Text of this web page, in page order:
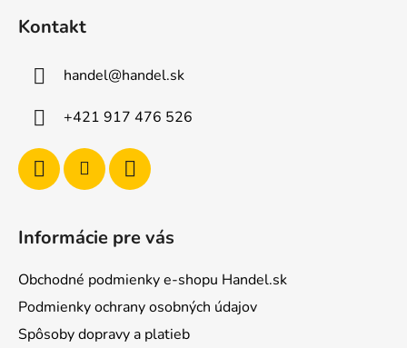
Kontakt
handel@handel.sk
+421 917 476 526
Informácie pre vás
Obchodné podmienky e-shopu Handel.sk
Podmienky ochrany osobných údajov
Spôsoby dopravy a platieb